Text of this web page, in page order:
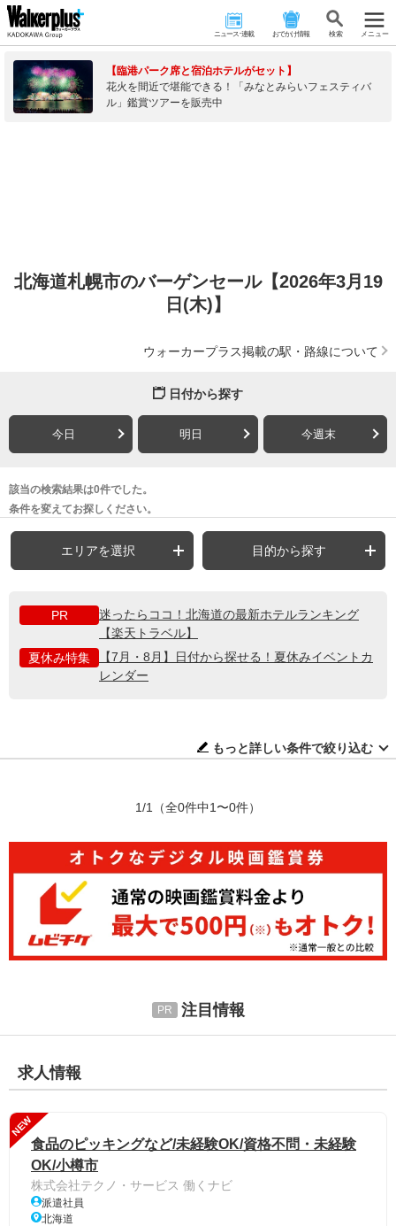
ニュース･連載 おでかけ情報 検 索 メニュー
【臨港パーク席と宿泊ホテルがセット】
花火を間近で堪能できる！「みなとみらいフェスティバ
ル」鑑賞ツアーを販売中
北海道札幌市のバーゲンセール【2026年3月19
日(木)】
ウォーカープラス掲載の駅・路線について
日付から探す
今日 明日 今週末
該当の検索結果は0件でした。
条件を変えてお探しください。
エリアを選択 目的から探す
PR
迷ったらココ！北海道の最新ホテルランキング
【楽天トラベル】
夏休み特集
【7月・8月】日付から探せる！夏休みイベントカ
レンダー
もっと詳しい条件で絞り込む
1/1 （全0件中1〜0件）
注目情報
求人情報
NEW
食品のピッキングなど/未経験OK/資格不問・未経験
OK/小樽市
株式会社テクノ・サービス 働くナビ
派遣社員
北海道